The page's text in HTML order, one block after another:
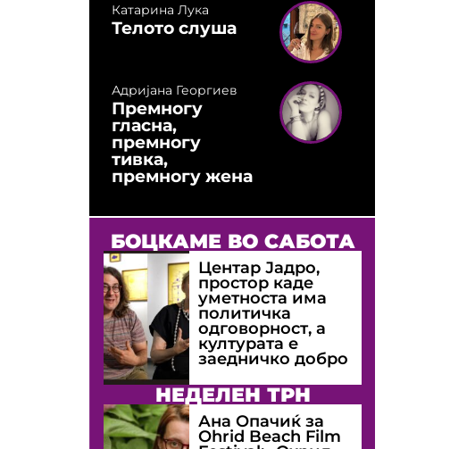
Катарина Лука
Телото слуша
Адријана Георгиев
Премногу
гласна,
премногу
тивка,
премногу жена
БОЦКАМЕ ВО САБОТА
Центар Јадро,
простор каде
уметноста има
политичка
одговорност, а
културата е
заедничко добро
НЕДЕЛЕН ТРН
Ана Опачиќ за
Оhrid Beach Film